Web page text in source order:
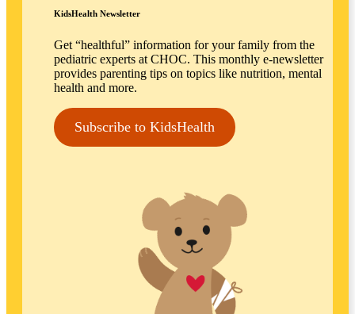
KidsHealth Newsletter
Get “healthful” information for your family from the
pediatric experts at CHOC. This monthly e-newsletter
provides parenting tips on topics like nutrition, mental
health and more.
Subscribe to KidsHealth